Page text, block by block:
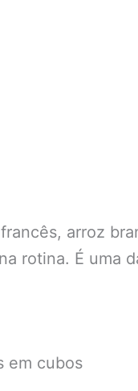
arroz
rotina. É uma
em cubos